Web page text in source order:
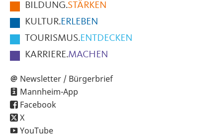
SeiteBILDUNG.STÄRKEN
KULTUR.ERLEBEN
TOURISMUS.ENTDECKEN
KARRIERE.MACHEN
Newsletter / Bürgerbrief
Mannheim-App
Facebook
X
YouTube